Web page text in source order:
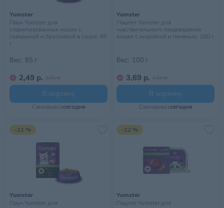
Yumster
Пауч Yumster для
стерилизованных кошек с
говядиной и брусникой в соусе, 85
г
Вес: 85 г
2,49 р. 2,81 р.
В корзину
Самовывозсегодня
Yumster
Паштет Yumster для
чувствительного пищеварения
кошек с индейкой и печенью, 100 г
Вес: 100 г
3,69 р. 4,21 р.
В корзину
Самовывозсегодня
-11 %
Yumster
Пауч Yumster для
-12 %
Yumster
Паштет Yumster для